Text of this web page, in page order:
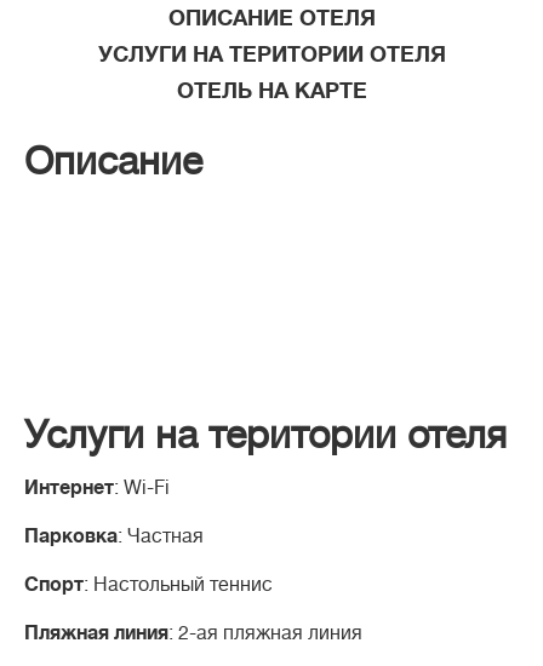
ОПИСАНИЕ ОТЕЛЯ
УСЛУГИ НА ТЕРИТОРИИ ОТЕЛЯ
ОТЕЛЬ НА КАРТЕ
Описание
Услуги на територии отеля
Интернет: Wi-Fi
Парковка: Частная
Спорт: Настольный теннис
Пляжная линия: 2-ая пляжная линия